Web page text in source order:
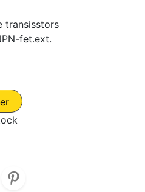
transisstors
fet.ext.